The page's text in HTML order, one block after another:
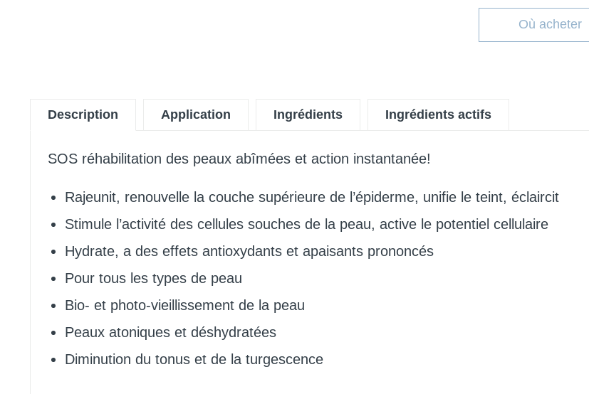
Où acheter
Description Application Ingrédients Ingrédients actifs
SOS réhabilitation des peaux abîmées et action instantanée!
Rajeunit, renouvelle la couche supérieure de l’épiderme, unifie le teint, éclaircit
Stimule l’activité des cellules souches de la peau, active le potentiel cellulaire
Hydrate, a des effets antioxydants et apaisants prononcés
Pour tous les types de peau
Bio- et photo-vieillissement de la peau
Peaux atoniques et déshydratées
Diminution du tonus et de la turgescence